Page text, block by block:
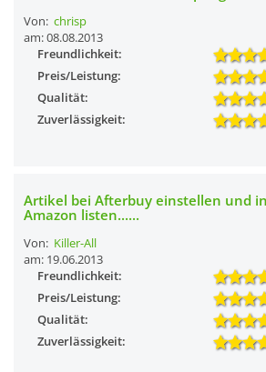
Von: chrisp
am: 08.08.2013
Freundlichkeit:
Preis/Leistung:
Qualität:
Zuverlässigkeit:
Artikel bei Afterbuy einstellen und
Amazon listen......
Von: Killer-All
am: 19.06.2013
Freundlichkeit:
Preis/Leistung:
Qualität:
Zuverlässigkeit: